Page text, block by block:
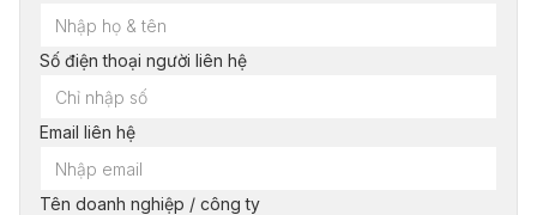
Số điện thoại người liên hệ
Email liên hệ
Tên doanh nghiệp / công ty